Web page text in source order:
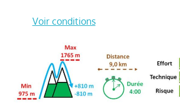
Voir conditions